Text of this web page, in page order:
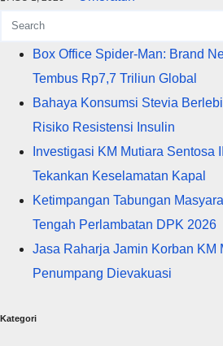
Box Office Spider-Man: Brand
Tembus Rp7,7 Triliun Global
Bahaya Konsumsi Stevia
Risiko Resistensi Insulin
Investigasi KM Mutiara Sentosa
Tekankan Keselamatan Kapal
Ketimpangan Tabungan
Tengah Perlambatan DPK 2026
Jasa Raharja Jamin Korban KM
Penumpang Dievakuasi
Kategori